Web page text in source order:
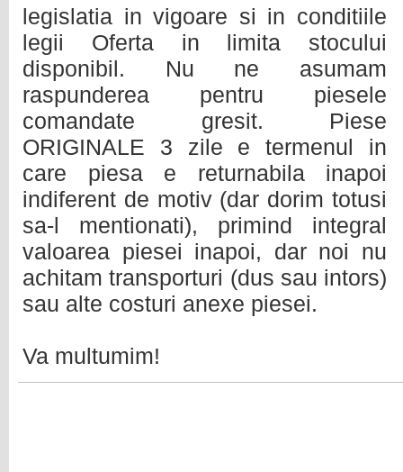
legislatia in vigoare si in conditiile
legii Oferta in limita stocului
disponibil. Nu ne asumam
raspunderea pentru piesele
comandate gresit. Piese
ORIGINALE 3 zile e termenul in
care piesa e returnabila inapoi
indiferent de motiv (dar dorim totusi
sa-l mentionati), primind integral
valoarea piesei inapoi, dar noi nu
achitam transporturi (dus sau intors)
sau alte costuri anexe piesei.
Va multumim!